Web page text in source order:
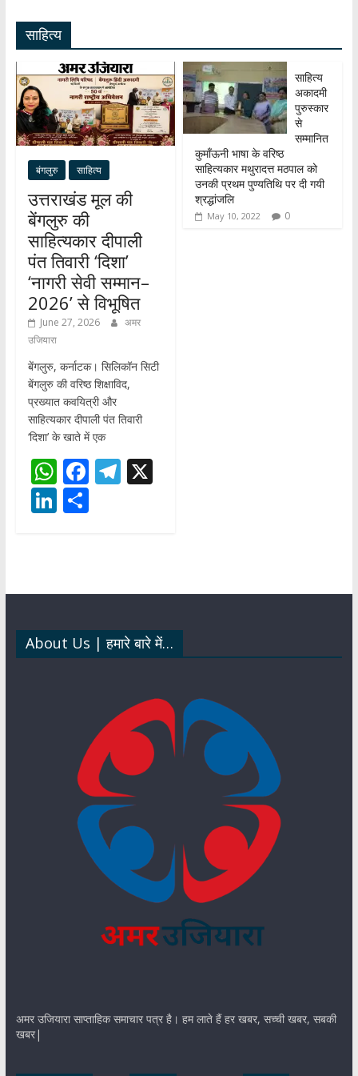
A
p
p
o
k
m
e
dI
n
साहित्य
बंगलुरु साहित्य
उत्तराखंड मूल की
बेंगलुरु की
साहित्यकार दीपाली
पंत तिवारी ‘दिशा’
‘नागरी सेवी सम्मान–
2026’ से विभूषित
June 27, 2026
अमर
उजियारा
बेंगलुरु, कर्नाटक। सिलिकॉन सिटी
बेंगलुरु की वरिष्ठ शिक्षाविद,
प्रख्यात कवयित्री और
साहित्यकार दीपाली पंत तिवारी
‘दिशा’ के खाते में एक
W
h
at
p
p
F
ac
e
o
k
T
m
X
Li
dI
n
S
साहित्य
अकादमी
पुरुस्कार
से
सम्मानित
कुमाँऊनी भाषा के वरिष्ठ
साहित्यकार मथुरादत्त मठपाल को
उनकी प्रथम पुण्यतिथि पर दी गयी
श्रद्धांजलि
May 10, 2022 0
About Us | हमारे बारे में…
अमर उजियारा साप्ताहिक समाचार पत्र है। हम लाते हैं हर खबर, सच्ची खबर, सबकी
खबर|